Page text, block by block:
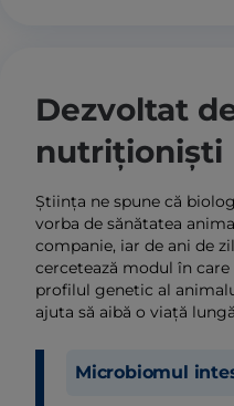
Dezvoltat
nutriționiști
Știința ne spune că
vorba de sănătatea
companie, iar de ani de
cercetează modul în
profilul genetic al
ajuta să aibă o viață
Microbiomul